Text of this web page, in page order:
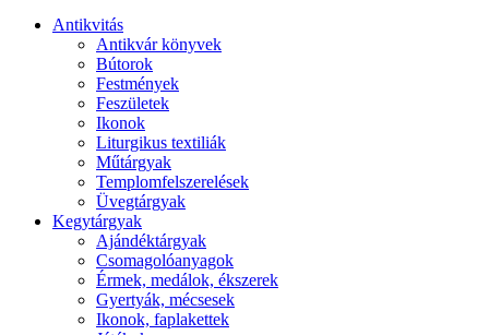
Antikvitás
Antikvár könyvek
Bútorok
Festmények
Feszületek
Ikonok
Liturgikus textiliák
Műtárgyak
Templomfelszerelések
Üvegtárgyak
Kegytárgyak
Ajándéktárgyak
Csomagolóanyagok
Érmek, medálok, ékszerek
Gyertyák, mécsesek
Ikonok, faplakettek